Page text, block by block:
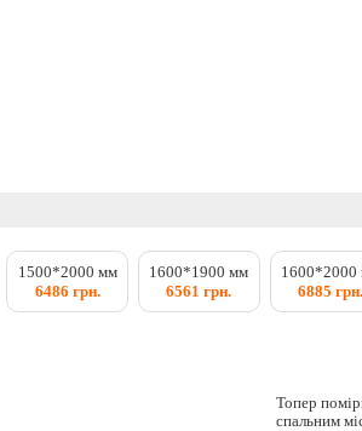
1500*2000 мм
6486 грн.
1600*1900 мм
6561 грн.
1600*2000
6885 грн.
Топер
спальним